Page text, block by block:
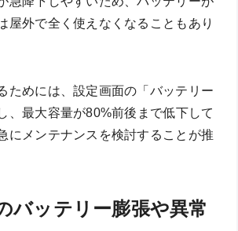
屋外で全く使えなくなることもあり
ためには、設定画面の「バッテリー
、最大容量が80%前後まで低下して
にメンテナンスを検討することが推
バッテリー膨張や異常